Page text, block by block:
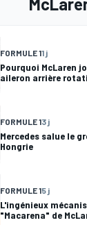
FORMULE 11 j
Pourquoi McLaren
aileron arrière
FORMULE 13 j
Mercedes salue le
Hongrie
FORMULE 15 j
L'ingénieux
"Macarena" de